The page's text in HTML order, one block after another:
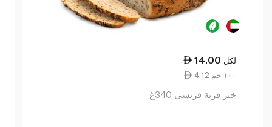
14.00 لكل
4.12 ١٠٠ جم
خبز قرية فرنسي 340غ